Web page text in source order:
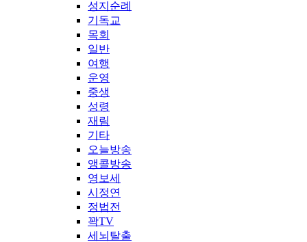
성지순례
기독교
목회
일반
여행
운영
중생
성령
재림
기타
오늘방송
앵콜방송
영보세
시정연
정법전
꽉TV
세뇌탈출